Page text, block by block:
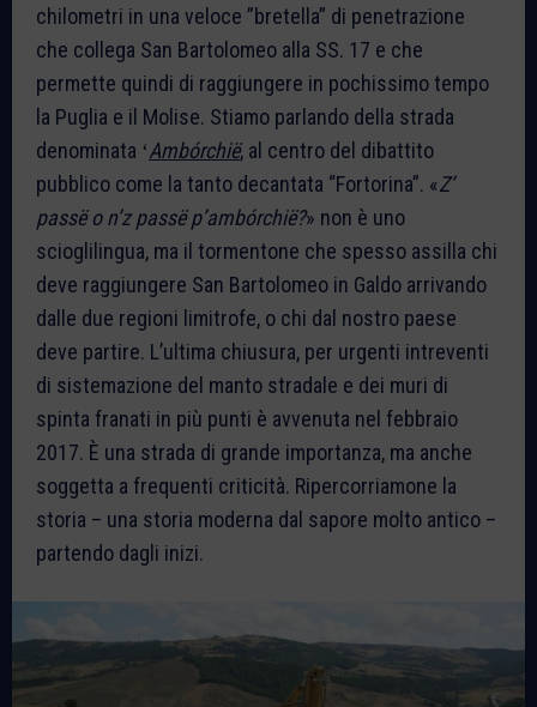
chilometri in una veloce ”bretella” di penetrazione
che collega San Bartolomeo alla SS. 17 e che
permette quindi di raggiungere in pochissimo tempo
la Puglia e il Molise. Stiamo parlando della strada
denominata ʻAmbórchië, al centro del dibattito
pubblico come la tanto decantata “Fortorina”. «Z’
passë o n’z passë p’ambórchië?» non è uno
scioglilingua, ma il tormentone che spesso assilla chi
deve raggiungere San Bartolomeo in Galdo arrivando
dalle due regioni limitrofe, o chi dal nostro paese
deve partire. L’ultima chiusura, per urgenti intreventi
di sistemazione del manto stradale e dei muri di
spinta franati in più punti è avvenuta nel febbraio
2017. È una strada di grande importanza, ma anche
soggetta a frequenti criticità. Ripercorriamone la
storia – una storia moderna dal sapore molto antico –
partendo dagli inizi.